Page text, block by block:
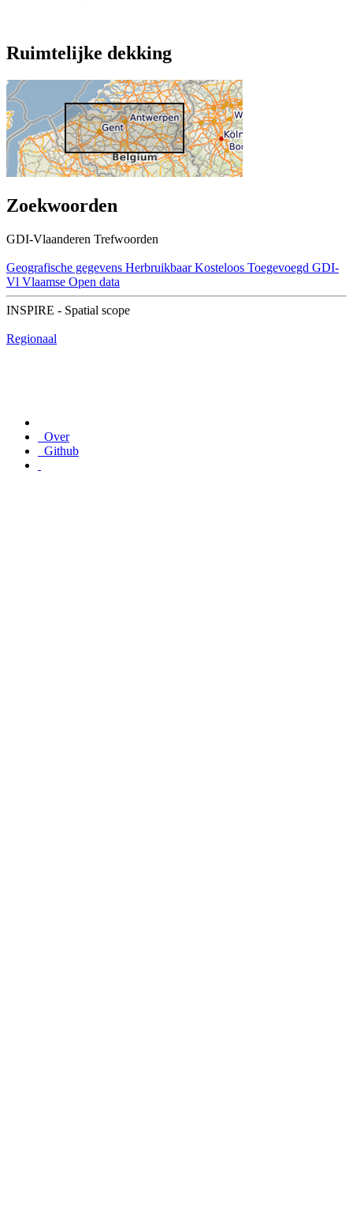
Ruimtelijke dekking
Zoekwoorden
GDI-Vlaanderen Trefwoorden
Geografische gegevens Herbruikbaar Kosteloos Toegevoegd GDI-
Vl Vlaamse Open data
INSPIRE - Spatial scope
Regionaal
Over
Github